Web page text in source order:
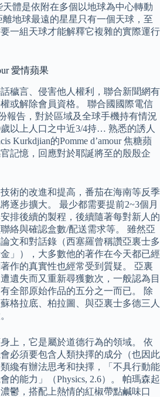
體是依附在多個以地球為中心轉動
地球最遠的星星只有一個天球，至
一組天球才能解釋它複雜的實際運行
愛情蘋果
穢言、侵害他人權利，聯合新聞網有
或解除會員資格。 聯合國國際電信
報告，對於區域及全球手機持有情況
以上人口之中近3/4持… 熟悉的誘人
Kurkdjian的Pomme d’amour 焦糖蘋
記憶，回應對於耶誕將至的殷殷企
術的改進和提高，番茄在海南等反季
逐步擴大。 最少都需要提前2~3個月
排後續的製程，後續隨著每對新人的
絡與確認盒數/配送需求等。 雖然亞
文和對話錄（西塞羅曾稱讚亞裏士多
」），大多數他的著作在今天都已經
作的真實性也經常受到質疑。 亞裏
遺失而又重新尋獲數次，一般認為目
全部原始作品的五分之一而已。 除
格拉底、柏拉圖、與亞裏士多德三人
上，它是屬於道德行為的領域。 依
必須要包含人類抉擇的成分（也因此
纔有辦法思考和抉擇，「不具行動能
的能力」（Physics, 2.6）。 帕瑪森起
鬱，搭配上熱情的紅椒帶點鹹味口